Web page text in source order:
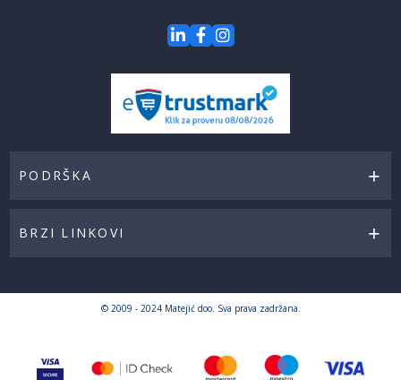
PODRŠKA
BRZI LINKOVI
© 2009 - 2024 Matejić doo. Sva prava zadržana.